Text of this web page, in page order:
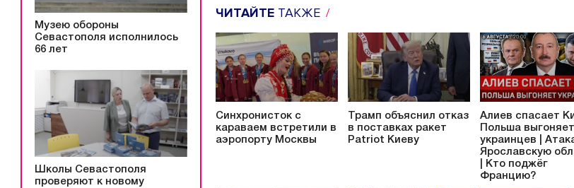
Музею обороны
Севастополя исполнилось
66 лет
Школы Севастополя
проверяют к новому
ЧИТАЙТЕ ТАКЖЕ
Синхронисток с
караваем встретили в
аэропорту Москвы
Трамп объяснил отказ
в поставках ракет
Patriot Киеву
Алиев спасает
Польша выгоняет
украинцев |
Ярославскую
| Кто поджёг
Францию?